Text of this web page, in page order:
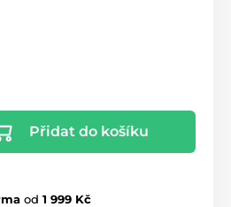
Přidat do košíku
od 1 999 Kč